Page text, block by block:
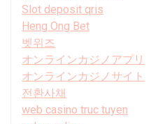
Slot deposit qris
Heng Ong Bet
벳위즈
オンラインカジノアプリ
オンラインカジノサイト
전환사채
web casino truc tuyen